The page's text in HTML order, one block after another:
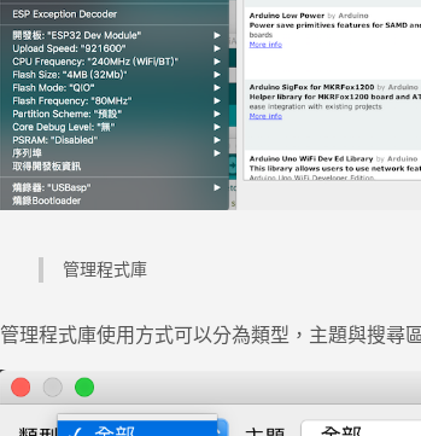
管理程式庫
管理程式庫使用方式可以分為類型，主題與搜尋